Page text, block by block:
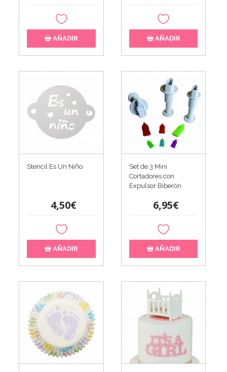
AÑADIR AÑADIR
Stencil Es Un Niño
4,50€
AÑADIR
Set de 3 Mini
Cortadores con
Expulsor Biberón
6,95€
AÑADIR